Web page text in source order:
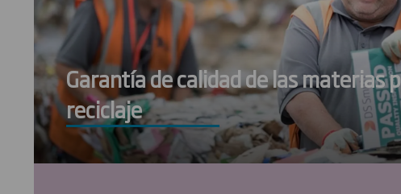
Garantía de calidad de las materias
reciclaje